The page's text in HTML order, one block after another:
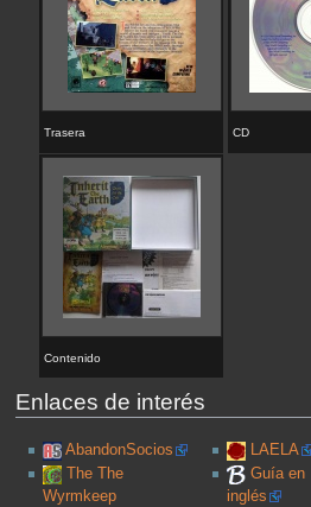
Trasera CD
Contenido
Enlaces de interés
AbandonSocios
The The
Wyrmkeep
LAELA
Guía en
inglés